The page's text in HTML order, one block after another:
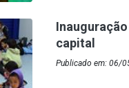
capital
Publicado em: 06/